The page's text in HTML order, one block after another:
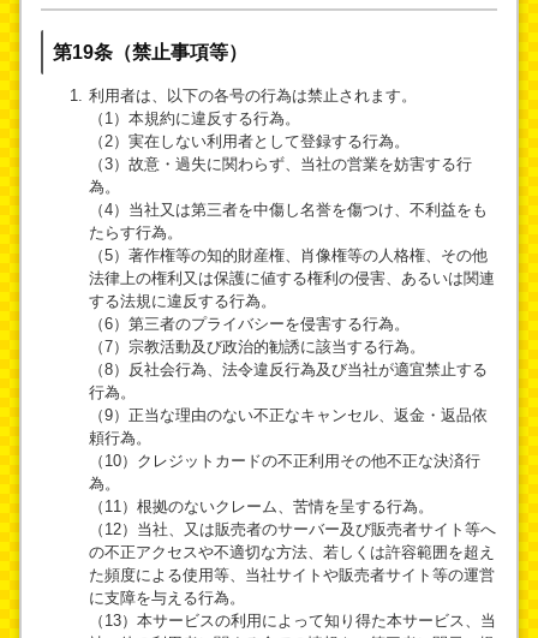
第19条（禁止事項等）
利用者は、以下の各号の行為は禁止されます。
（1）本規約に違反する行為。
（2）実在しない利用者として登録する行為。
（3）故意・過失に関わらず、当社の営業を妨害する行
為。
（4）当社又は第三者を中傷し名誉を傷つけ、不利益をも
たらす行為。
（5）著作権等の知的財産権、肖像権等の人格権、その他
法律上の権利又は保護に値する権利の侵害、あるいは関連
する法規に違反する行為。
（6）第三者のプライバシーを侵害する行為。
（7）宗教活動及び政治的勧誘に該当する行為。
（8）反社会行為、法令違反行為及び当社が適宜禁止する
行為。
（9）正当な理由のない不正なキャンセル、返金・返品依
頼行為。
（10）クレジットカードの不正利用その他不正な決済行
為。
（11）根拠のないクレーム、苦情を呈する行為。
（12）当社、又は販売者のサーバー及び販売者サイト等へ
の不正アクセスや不適切な方法、若しくは許容範囲を超え
た頻度による使用等、当社サイトや販売者サイト等の運営
に支障を与える行為。
（13）本サービスの利用によって知り得た本サービス、当